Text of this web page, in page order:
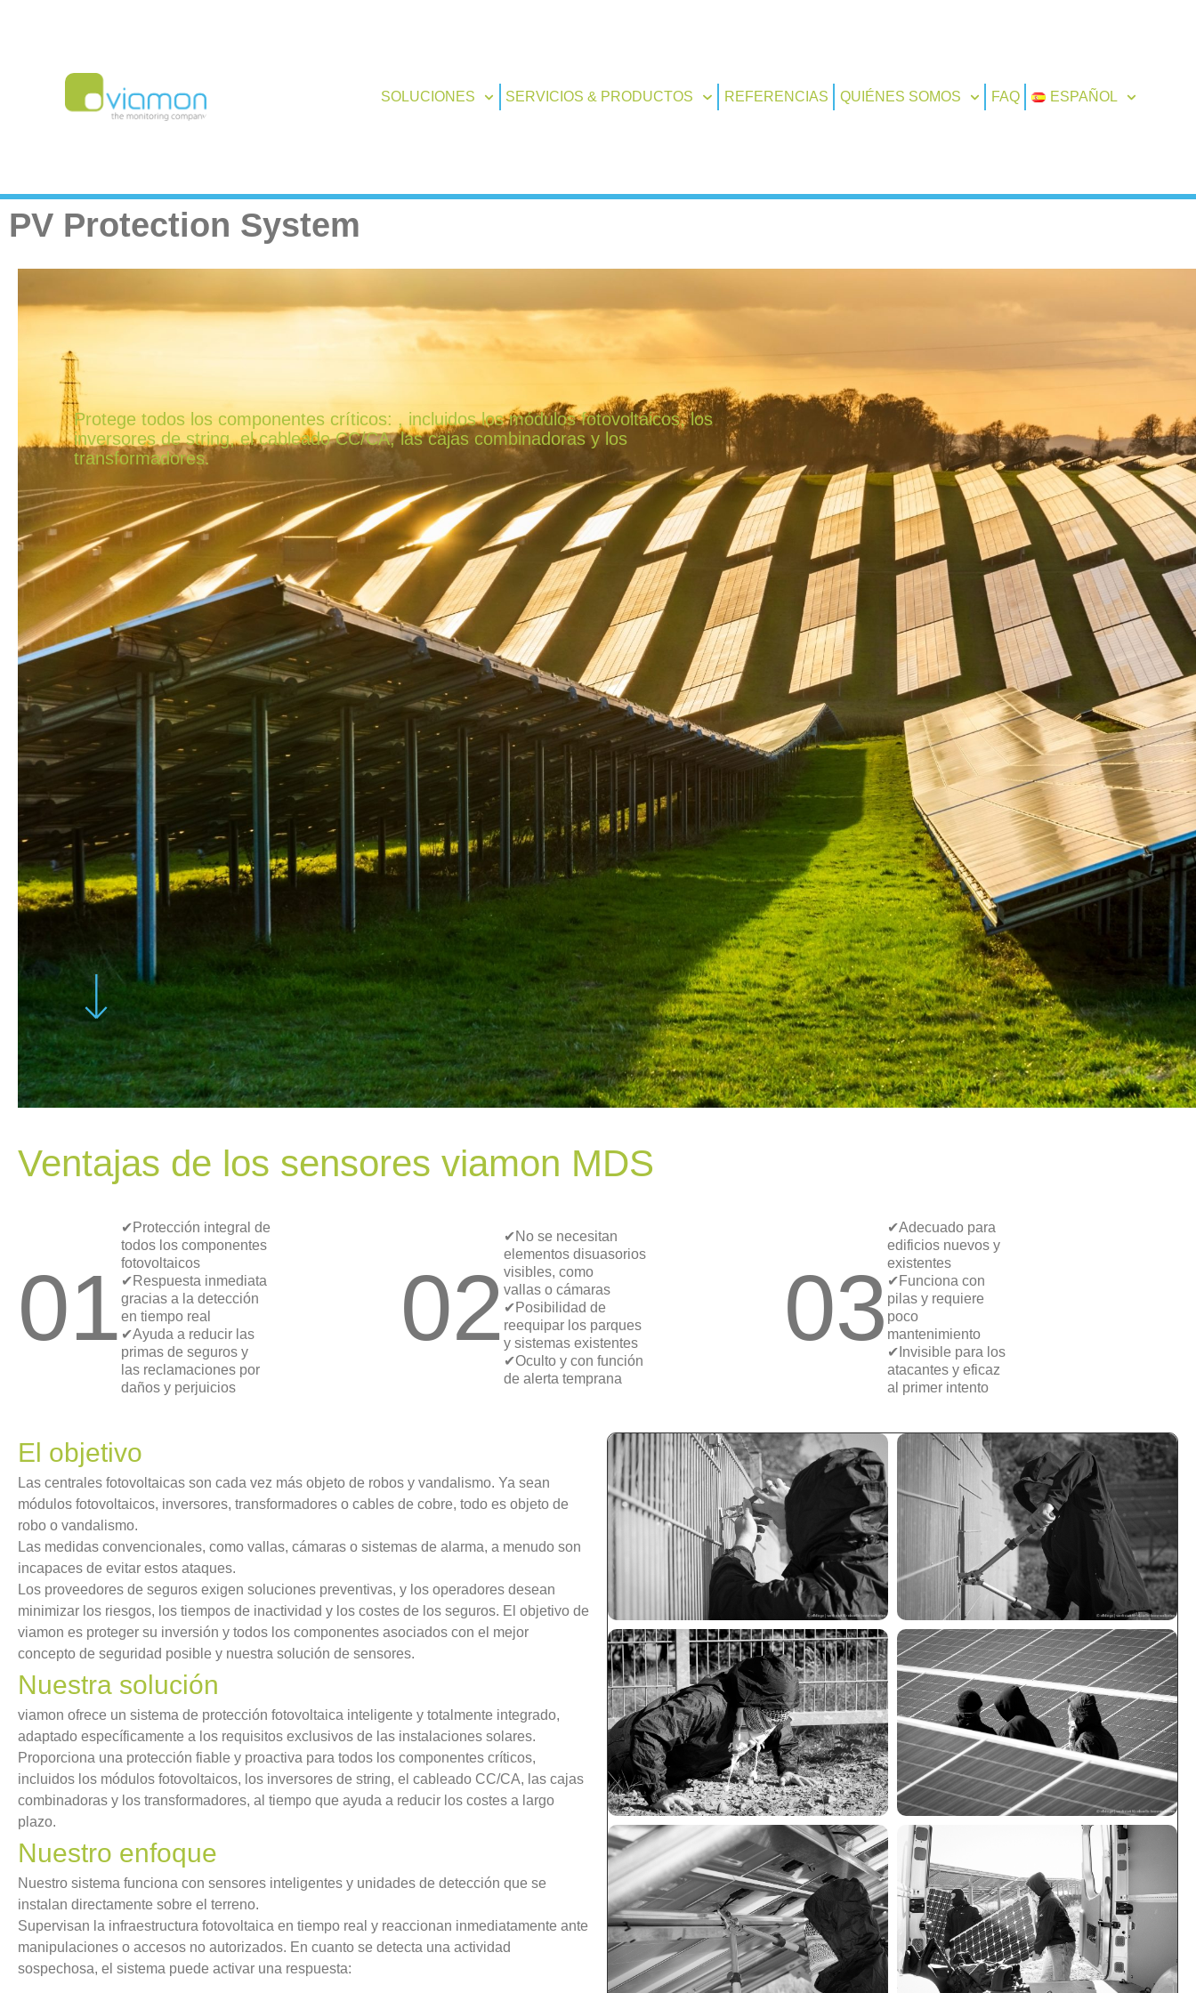
SOLUCIONES SERVICIOS & PRODUCTOS REFERENCIAS QUIÉNES SOMOS FAQ ESPAÑOL
PV Protection System
Protege todos los componentes críticos: , incluidos los módulos fotovoltaicos, los
inversores de string, el cableado CC/CA, las cajas combinadoras y los
transformadores.
Ventajas de los sensores viamon MDS
01
✔Protección integral de
todos los componentes
fotovoltaicos
✔Respuesta inmediata
gracias a la detección
en tiempo real
✔Ayuda a reducir las
primas de seguros y
las reclamaciones por
daños y perjuicios
02
✔No se necesitan
elementos disuasorios
visibles, como
vallas o cámaras
✔Posibilidad de
reequipar los parques
y sistemas existentes
✔Oculto y con función
de alerta temprana
03
✔Adecuado para
edificios nuevos y
existentes
✔Funciona con
pilas y requiere
poco
mantenimiento
✔Invisible para los
atacantes y eficaz
al primer intento
El objetivo
Las centrales fotovoltaicas son cada vez más objeto de robos y vandalismo. Ya sean
módulos fotovoltaicos, inversores, transformadores o cables de cobre, todo es objeto de
robo o vandalismo.
Las medidas convencionales, como vallas, cámaras o sistemas de alarma, a menudo son
incapaces de evitar estos ataques.
Los proveedores de seguros exigen soluciones preventivas, y los operadores desean
minimizar los riesgos, los tiempos de inactividad y los costes de los seguros. El objetivo de
viamon es proteger su inversión y todos los componentes asociados con el mejor
concepto de seguridad posible y nuestra solución de sensores.
Nuestra solución
viamon ofrece un sistema de protección fotovoltaica inteligente y totalmente integrado,
adaptado específicamente a los requisitos exclusivos de las instalaciones solares.
Proporciona una protección fiable y proactiva para todos los componentes críticos,
incluidos los módulos fotovoltaicos, los inversores de string, el cableado CC/CA, las cajas
combinadoras y los transformadores, al tiempo que ayuda a reducir los costes a largo
plazo.
Nuestro enfoque
Nuestro sistema funciona con sensores inteligentes y unidades de detección que se
instalan directamente sobre el terreno.
Supervisan la infraestructura fotovoltaica en tiempo real y reaccionan inmediatamente ante
manipulaciones o accesos no autorizados. En cuanto se detecta una actividad
sospechosa, el sistema puede activar una respuesta: